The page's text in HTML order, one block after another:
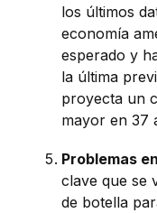
los últimos
economía
esperado y
la última
proyecta un
mayor en 37
Problemas
clave que se
de botella